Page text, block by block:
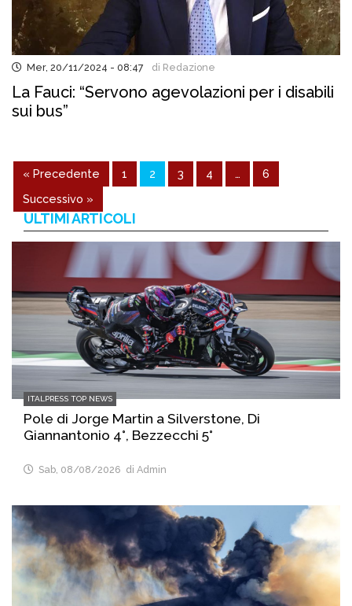
Mer, 20/11/2024 - 08:47 di Redazione
La Fauci: “Servono agevolazioni per i disabili
sui bus”
« Precedente 1 2 3 4 …
6
Successivo »
ULTIMI ARTICOLI
ITALPRESS TOP NEWS
Pole di Jorge Martin a Silverstone, Di
Giannantonio 4°, Bezzecchi 5°
Sab, 08/08/2026 di Admin